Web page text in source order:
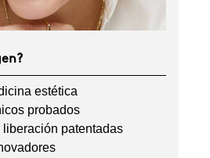
estética
probados
patentadas